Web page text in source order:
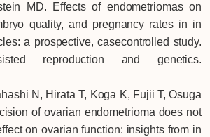
MD. Effects of endometriomas on
quality, and pregnancy rates in in
a prospective, casecontrolled study.
reproduction and genetics.
N, Hirata T, Koga K, Fujii T, Osuga
of ovarian endometrioma does not
on ovarian function: insights from in